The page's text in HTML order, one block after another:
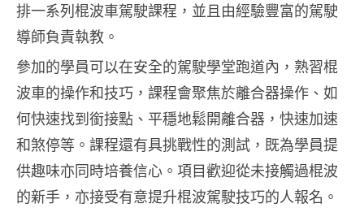
排一系列棍波車駕駛課程，並且由經驗豐富的駕駛
導師負責執教。
參加的學員可以在安全的駕駛學堂跑道內，熟習棍
波車的操作和技巧，課程會聚焦於離合器操作、如
何快速找到銜接點、平穩地鬆開離合器，快速加速
和煞停等。課程還有具挑戰性的測試，既為學員提
供趣味亦同時培養信心。項目歡迎從未接觸過棍波
的新手，亦接受有意提升棍波駕駛技巧的人報名。